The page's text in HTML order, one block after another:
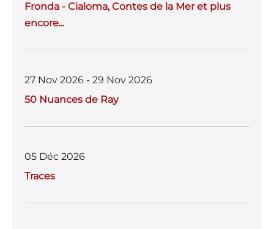
Fronda - Cialoma, Contes de la Mer et plus
encore...
27 Nov 2026 - 29 Nov 2026
50 Nuances de Ray
05 Déc 2026
Traces